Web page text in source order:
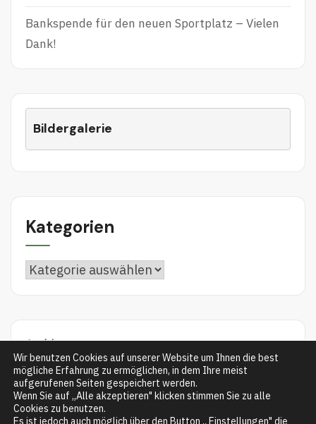
Bankspende für den neuen Sportplatz – Vielen
Dank!
Bildergalerie
Kategorien
Archiv
Wir benutzen Cookies auf unserer Website um Ihnen die best
mögliche Erfahrung zu ermöglichen, in dem Ihre meist
aufgerufenen Seiten gespeichert werden.
Wenn Sie auf „Alle akzeptieren" klicken stimmen Sie zu alle
Cookies zu benutzen.
Es ist jedoch auch möglich über den Button „ Einstellungen" die